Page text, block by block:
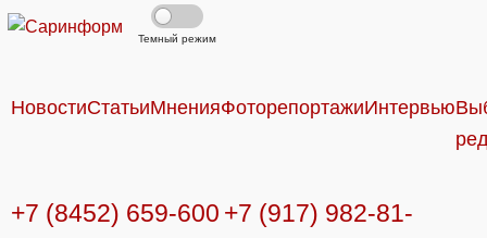
Темный режим
НовостиСтатьиМненияФоторепортажиИнтервью
+7 (8452) 659-600 +7 (917) 982-81-